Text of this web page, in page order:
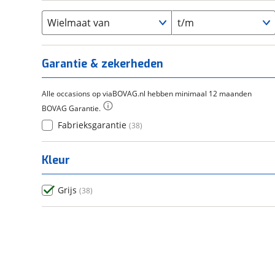
Overig ( 0)
Scandium
Staal (0 )
Tica
Wielmaat van t/m
Garantie & zekerheden
Alle occasions op viaBOVAG.nl hebben minimaal 12 maanden
BOVAG Garantie.
Fabrieksgarantie (38)
Kleur
Grijs (38)